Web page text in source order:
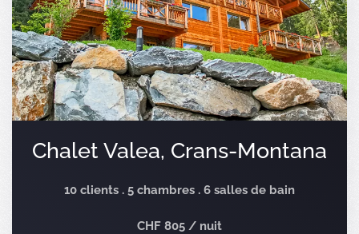
Chalet Valea, Crans-Montana
10 clients . 5 chambres . 6 salles de bain
CHF 805 / nuit